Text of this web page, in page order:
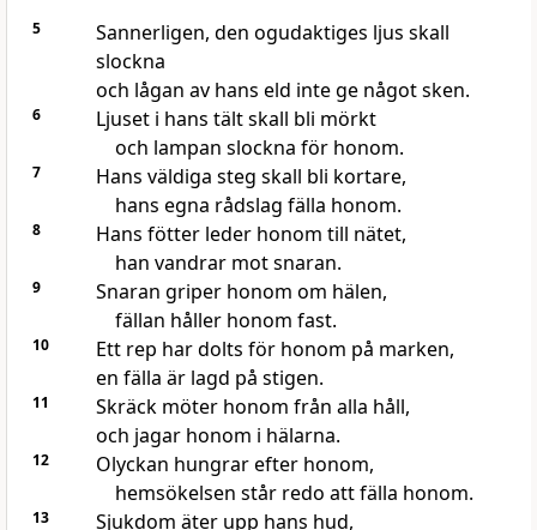
5
Sannerligen, den ogudaktiges ljus skall
slockna
och lågan av hans eld inte ge något sken.
6
Ljuset i hans tält skall bli mörkt
och lampan slockna för honom.
7
Hans väldiga steg skall bli kortare,
hans egna rådslag fälla honom.
8
Hans fötter leder honom till nätet,
han vandrar mot snaran.
9
Snaran griper honom om hälen,
fällan håller honom fast.
10
Ett rep har dolts för honom på marken,
en fälla är lagd på stigen.
11
Skräck möter honom från alla håll,
och jagar honom i hälarna.
12
Olyckan hungrar efter honom,
hemsökelsen står redo att fälla honom.
13
Sjukdom äter upp hans hud,